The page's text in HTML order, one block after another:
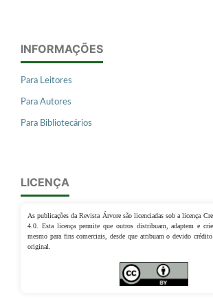
INFORMAÇÕES
Para Leitores
Para Autores
Para Bibliotecários
LICENÇA
As publicações da Revista Árvore são licenciadas sob a licença
4.0. Esta licença permite que outros distribuam, adaptem e
mesmo para fins comerciais, desde que atribuam o devido crédito
original.